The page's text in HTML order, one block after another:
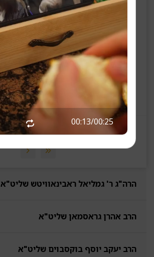
הרה"ג ר' גמליאל ראבינאוויטש שליט"א
הרב אהרן גראסמאן שליט"א
הרב יעקב יוסף בוקסבוים שליט"א
משיח'ס אייזעל - הרב יעקב משה טווערסקי
2 3 8
00:14/00:25